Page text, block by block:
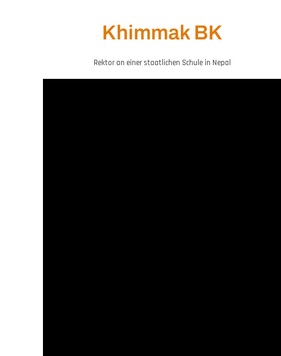
Khimmak BK
Rektor an einer staatlichen Schule in Nepal